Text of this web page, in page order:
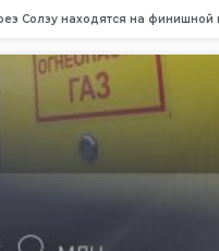
Солзу находятся на финишной